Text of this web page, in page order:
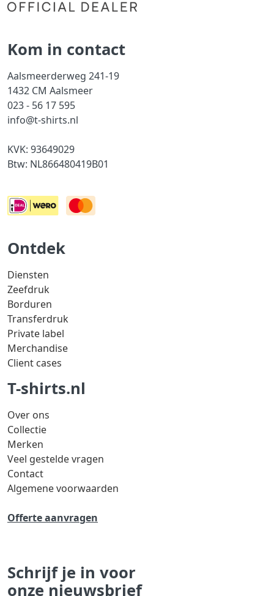
Kom in contact
Aalsmeerderweg 241-19
1432 CM Aalsmeer
023 - 56 17 595
info@t-shirts.nl
KVK: 93649029
Btw: NL866480419B01
Ontdek
Diensten
Zeefdruk
Borduren
Transferdruk
Private label
Merchandise
Client cases
T-shirts.nl
Over ons
Collectie
Merken
Veel gestelde vragen
Contact
Algemene voorwaarden
Offerte aanvragen
Schrijf je in voor
onze nieuwsbrief